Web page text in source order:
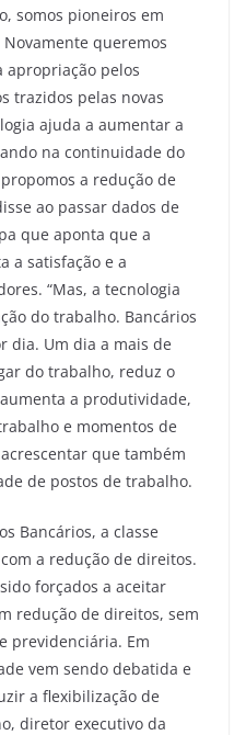
somos pioneiros em
queremos
apropriação pelos
trazidos pelas novas
ajuda a aumentar a
na continuidade do
a redução de
ao passar dados de
que aponta que a
a satisfação e a
“Mas, a tecnologia
do trabalho. Bancários
dia. Um dia a mais de
do trabalho, reduz o
a produtividade,
e momentos de
que também
de postos de trabalho.
Bancários, a classe
a redução de direitos.
forçados a aceitar
redução de direitos, sem
previdenciária. Em
vem sendo debatida e
a flexibilização de
diretor executivo da